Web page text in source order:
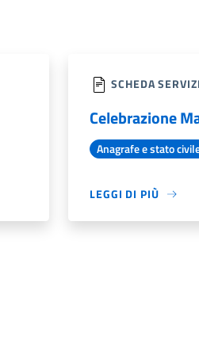
SCHEDA
Celebrazione
Anagrafe e stato
LEGGI DI PIÙ